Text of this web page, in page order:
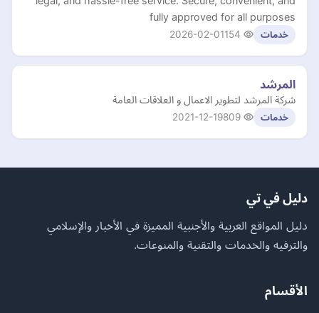
fully approved for all purposes
خدمات 2026-02-01
المرشد
شركة المرشد لتطوير الاعمال و العلاقات العامة
خدمات 2021-12-19
دليل في تي
دليل المواقع العربية والأجنبية المميزة في الأخبار والإسلامي
والترفيه والخدمات والتقنية والمنوعات.
الأقسام